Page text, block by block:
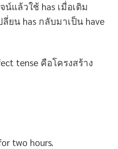
แล้วใช้ has เมื่อเติม
ลี่ยน has กลับมาเป็น have
tense คือโครงสร้าง
two hours.